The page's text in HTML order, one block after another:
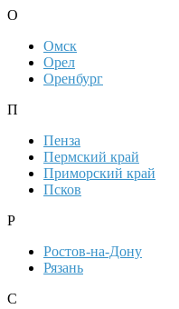
О
Омск
Орел
Оренбург
П
Пенза
Пермский край
Приморский край
Псков
Р
Ростов-на-Дону
Рязань
С